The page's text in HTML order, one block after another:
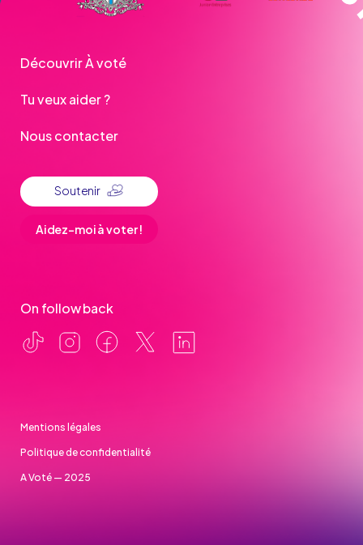
Découvrir À voté
Tu veux aider ?
Nous contacter
Soutenir
Aidez-moi à voter !
On follow back
Mentions légales
Politique de confidentialité
A Voté — 2025